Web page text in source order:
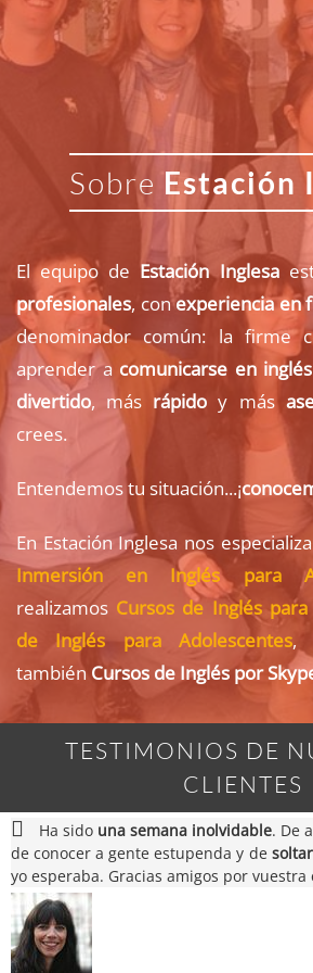
SobreEstación
El equipo de EstaciónInglesa
profesionales, conexperiencia en
denominador común: la firme
aprender a comunicarse en inglés
divertido, más rápido y más
crees.
Entendemos tu situación...¡
En Estación Inglesa nos
Inmersión en Inglés para
realizamos Cursos de Inglés para
de Inglés para Adolescentes,
también Cursos de Inglés por
TESTIMONIOS DE
CLIENTES
Ha sido una semana inolvidable. De
de conocer a gente estupenda y de
yo esperaba. Gracias amigos por vuestra